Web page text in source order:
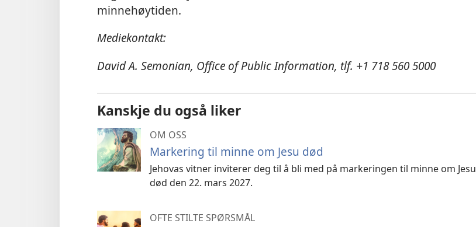
minnehøytiden.
Mediekontakt:
David A. Semonian, Office of Public Information, tlf. +1 718 560 5000
Kanskje du også liker
OM OSS
Markering til minne om Jesu død
Jehovas vitner inviterer deg til å bli med på markeringen til minne om Jesu
død den 22. mars 2027.
OFTE STILTE SPØRSMÅL